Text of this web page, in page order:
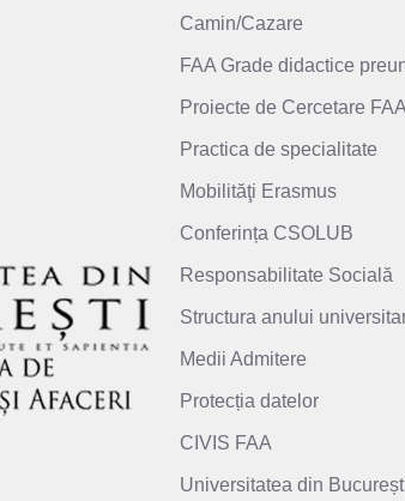
Camin/Cazare
FAA Grade didactice
Proiecte de Cercetare FAA
Practica de specialitate
Mobilităţi Erasmus
Conferința CSOLUB
Responsabilitate Socială
Structura anului
Medii Admitere
Protecția datelor
CIVIS FAA
Universitatea din